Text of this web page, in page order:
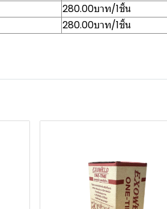
280.00บาท/1ชิ้น
280.00บาท/1ชิ้น